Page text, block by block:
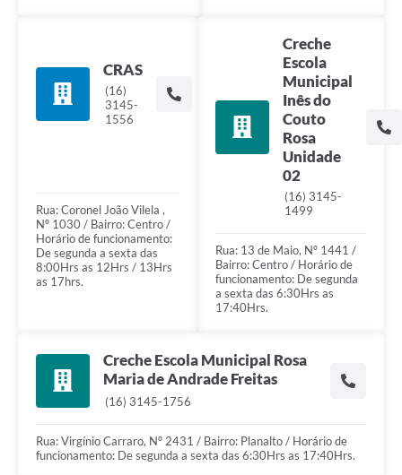
CRAS
(16)
3145-
1556
Rua: Coronel João Vilela ,
Nº 1030 / Bairro: Centro /
Horário de funcionamento:
De segunda a sexta das
8:00Hrs as 12Hrs / 13Hrs
as 17hrs.
Creche
Escola
Municipal
Inês do
Couto
Rosa
Unidade
02
(16) 3145-
1499
Rua: 13 de Maio, Nº 1441 /
Bairro: Centro / Horário de
funcionamento: De segunda
a sexta das 6:30Hrs as
17:40Hrs.
Creche Escola Municipal Rosa
Maria de Andrade Freitas
(16) 3145-1756
Rua: Virgínio Carraro, Nº 2431 / Bairro: Planalto / Horário de
funcionamento: De segunda a sexta das 6:30Hrs as 17:40Hrs.